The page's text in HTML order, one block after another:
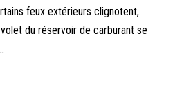
feux extérieurs clignotent,
du réservoir de carburant se